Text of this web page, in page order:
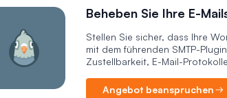
Beheben Sie Ihre E-
Stellen Sie sicher, dass Ihre
mit dem führenden SMTP-
Zustellbarkeit, E-Mail-
Angebot beanspruchen